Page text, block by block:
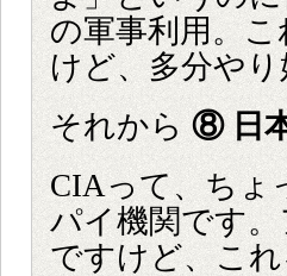
の軍事利用。
けど、多分や
それから ⑧ 日
CIAって、ちょ
パイ機関です
ですけど、こ